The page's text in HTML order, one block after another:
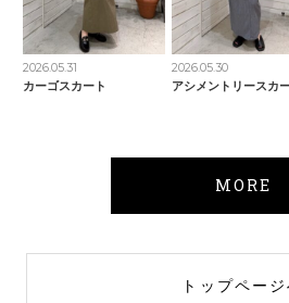
2026.05.31
カーゴスカート
2026.05.30
アシメントリースカ
MORE
トップページ